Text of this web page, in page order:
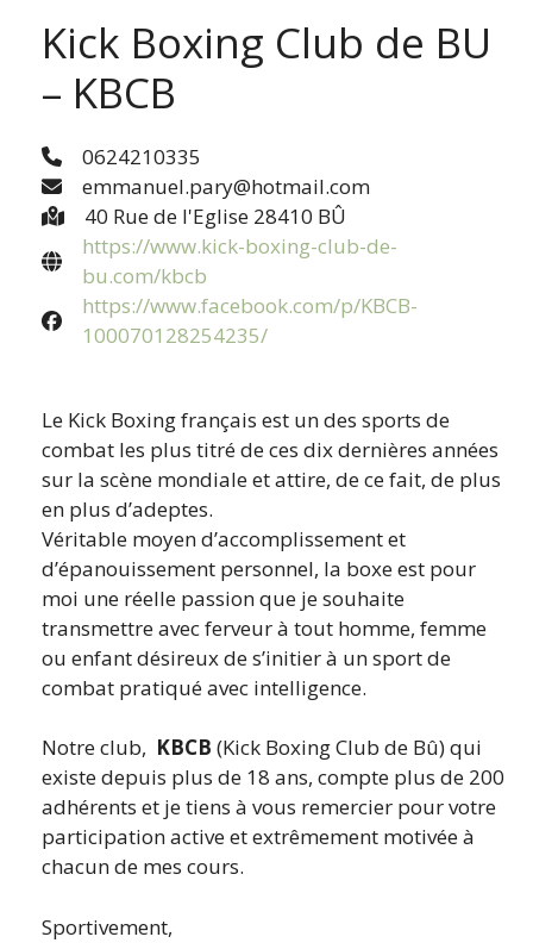
Kick Boxing Club de BU
– KBCB
0624210335
emmanuel.pary@hotmail.com
40 Rue de l'Eglise 28410 BÛ
https://www.kick-boxing-club-de-
bu.com/kbcb
https://www.facebook.com/p/KBCB-
100070128254235/
Le Kick Boxing français est un des sports de
combat les plus titré de ces dix dernières années
sur la scène mondiale et attire, de ce fait, de plus
en plus d’adeptes.
Véritable moyen d’accomplissement et
d’épanouissement personnel, la boxe est pour
moi une réelle passion que je souhaite
transmettre avec ferveur à tout homme, femme
ou enfant désireux de s’initier à un sport de
combat pratiqué avec intelligence.
Notre club, KBCB (Kick Boxing Club de Bû) qui
existe depuis plus de 18 ans, compte plus de 200
adhérents et je tiens à vous remercier pour votre
participation active et extrêmement motivée à
chacun de mes cours.
Sportivement,